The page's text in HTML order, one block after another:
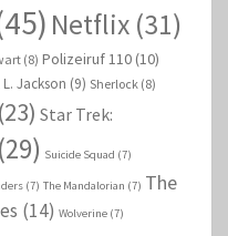
Netflix (31)
(8) Polizeiruf 110 (10)
Jackson (9) Sherlock (8)
(23) Star Trek:
(29) Suicide Squad (7)
(7) The Mandalorian (7) The
(14) Wolverine (7)